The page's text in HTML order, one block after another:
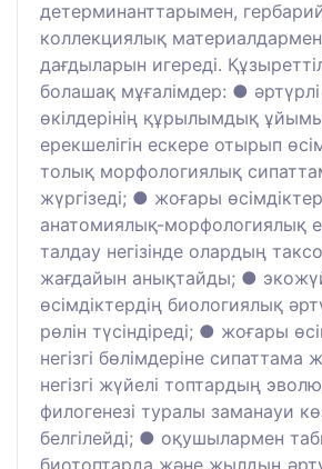
детерминанттарымен,
коллекциялық
дағдыларын игереді.
болашақ мұғалімдер: ●
өкілдерінің құрылымдық
ерекшелігін ескере отырып
толық морфологиялық
жүргізеді; ● жоғары
анатомиялық-морфологиялық
талдау негізінде олардың
жағдайын анықтайды; ●
өсімдіктердің биологиялық
рөлін түсіндіреді; ● жоғары
негізгі бөлімдеріне
негізгі жүйелі топтардың
филогенезі туралы заманауи
белгілейді; ● оқушылармен
биотоптарда және жылдың